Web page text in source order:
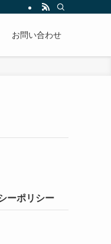
お問い合わせ
ーポリシー